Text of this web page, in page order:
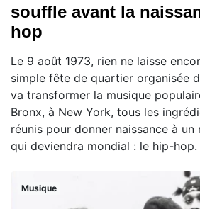
souffle avant la
hop
Le 9 août 1973, rien ne laisse
simple fête de quartier organisée
va transformer la musique
Bronx, à New York, tous les
réunis pour donner naissance à
qui deviendra mondial : le hip-hop.
Musique